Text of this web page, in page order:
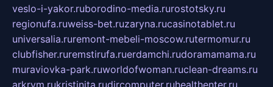
veslo-i-yakor.ruborodino-media.rurostotsky.ru
regionufa.ruweiss-bet.ruzaryna.rucasinotablet.ru
universalia.ruremont-mebeli-moscow.rutermomur.ru
clubfisher.ruremstirufa.ruerdamchi.rudoramamama.ru
muraviovka-park.ruworldofwoman.ruclean-dreams.ru
arkrym.rukristinita.rudircomputer.ruhealthenter.ru